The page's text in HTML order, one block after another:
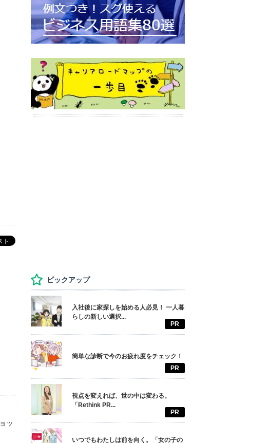
ッ
ピックアップ
入社後に家探しを始める人必見！ 一人暮
らしの新しい選択...
PR
簡単な診断で今のお疲れ度をチェック！
PR
視点を変えれば、世の中は変わる。
「Rethink PR...
PR
いつでもわたしは前を向く。「女の子の